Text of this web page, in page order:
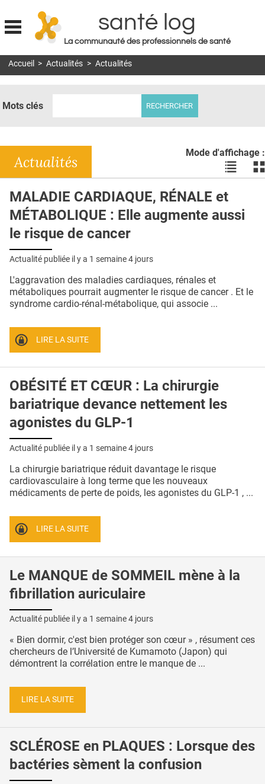
Jump to navigation
santé log
La communauté des professionnels de santé
MON COMPTE
DOSSIERS
RÉSEAUX
E-REVUE SAD
THÉMA
L'APP
PUBLICITÉ
CONTACT
Accueil > Actualités > Actualités
Mots clés
Mode d'affichage :
Voir
les
en
liste
les
Actualités
MALADIE CARDIAQUE, RÉNALE et
MÉTABOLIQUE : Elle augmente aussi
le risque de cancer
Actualité publiée il y a 1 semaine 4 jours
L'aggravation des maladies cardiaques, rénales et
métaboliques pourrait augmenter le risque de cancer . Et le
syndrome cardio-rénal-métabolique, qui associe ...
LIRE LA SUITE
OBÉSITÉ ET CŒUR : La chirurgie
bariatrique devance nettement les
agonistes du GLP-1
Actualité publiée il y a 1 semaine 4 jours
La chirurgie bariatrique réduit davantage le risque
cardiovasculaire à long terme que les nouveaux
médicaments de perte de poids, les agonistes du GLP-1 , ...
LIRE LA SUITE
Le MANQUE de SOMMEIL mène à la
fibrillation auriculaire
Actualité publiée il y a 1 semaine 4 jours
« Bien dormir, c'est bien protéger son cœur » , résument ces
chercheurs de l’Université de Kumamoto (Japon) qui
démontrent la corrélation entre le manque de ...
LIRE LA SUITE
SCLÉROSE en PLAQUES : Lorsque des
bactéries sèment la confusion